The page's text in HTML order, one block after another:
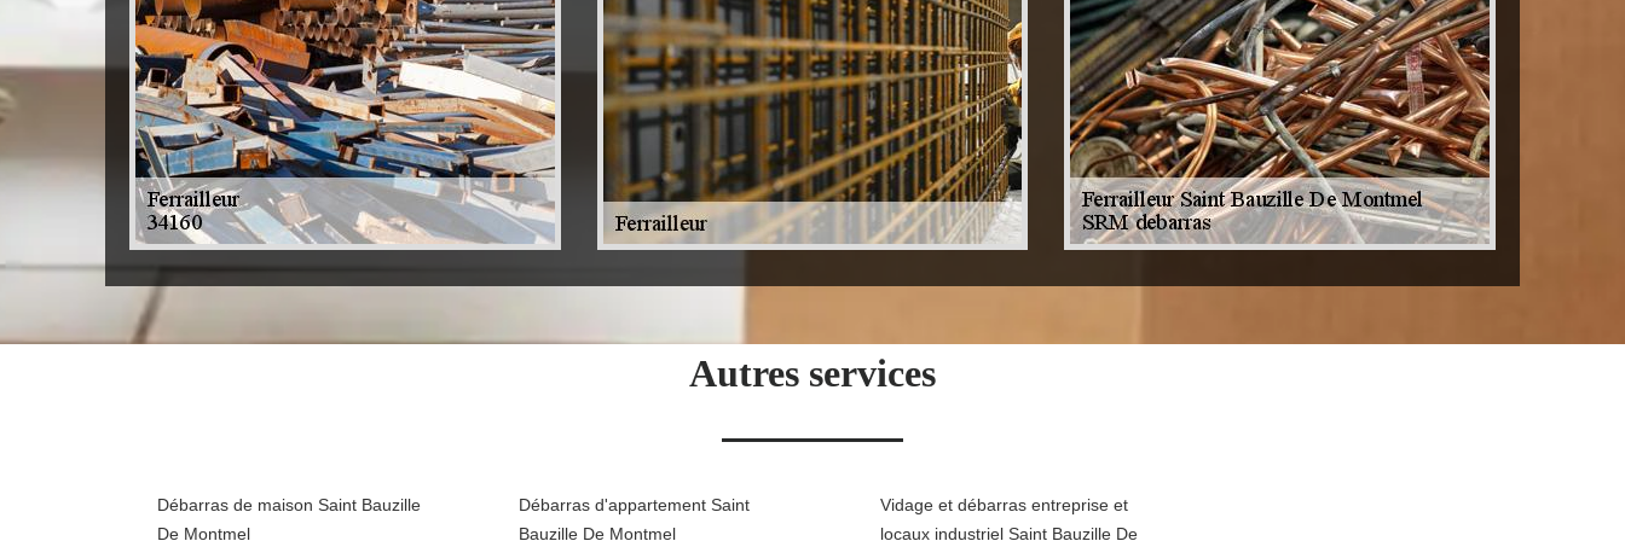
Autres services
Débarras de maison Saint Bauzille
De Montmel
Débarras d'appartement Saint
Bauzille De Montmel
Vidage et débarras entreprise et
locaux industriel Saint Bauzille De